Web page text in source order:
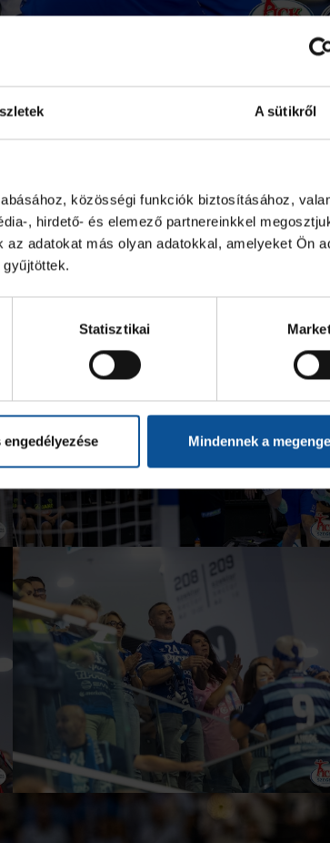
A sütikről
közösségi funkciók biztosításához,
, hirdető- és elemező partnereinkkel
adatokat más olyan adatokkal, amelyeket Ön
Statisztikai
Mindennek a